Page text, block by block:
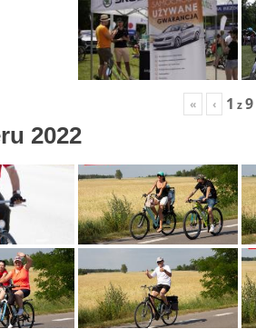
« ‹ 1 z9
2022